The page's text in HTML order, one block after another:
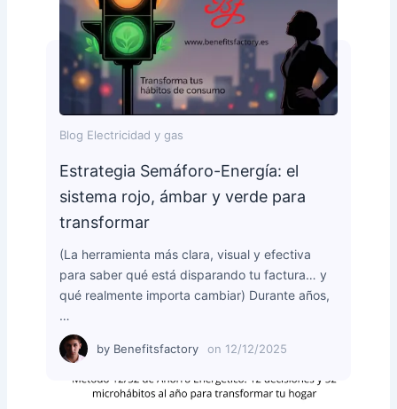
Blog Electricidad y gas
Estrategia Semáforo-Energía: el
sistema rojo, ámbar y verde para
transformar
(La herramienta más clara, visual y efectiva
para saber qué está disparando tu factura… y
qué realmente importa cambiar) Durante años,
…
by Benefitsfactory on 12/12/2025